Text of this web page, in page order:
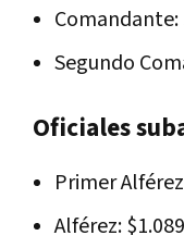
Comandante:
Segundo
Oficiales
Primer
Alférez: